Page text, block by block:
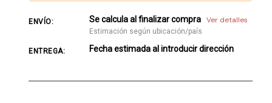
ENVÍO: Se calcula al finalizar compra Ver detalles
Estimación según ubicación/país
ENTREGA: Fecha estimada al introducir dirección